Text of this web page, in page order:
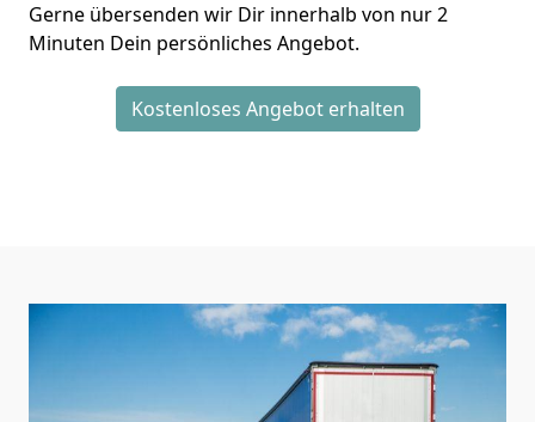
Gerne übersenden wir Dir innerhalb von nur2
Minuten Dein persönliches Angebot.
Kostenloses Angebot erhalten